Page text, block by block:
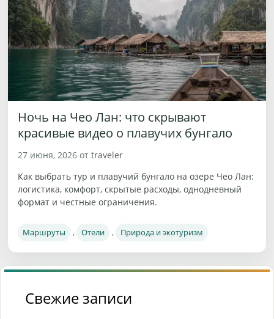
Ночь на Чео Лан: что скрывают
красивые видео о плавучих бунгало
27 июня, 2026 от traveler
Как выбрать тур и плавучий бунгало на озере Чео Лан:
логистика, комфорт, скрытые расходы, однодневный
формат и честные ограничения.
Маршруты , Отели , Природа и экотуризм
Свежие записи